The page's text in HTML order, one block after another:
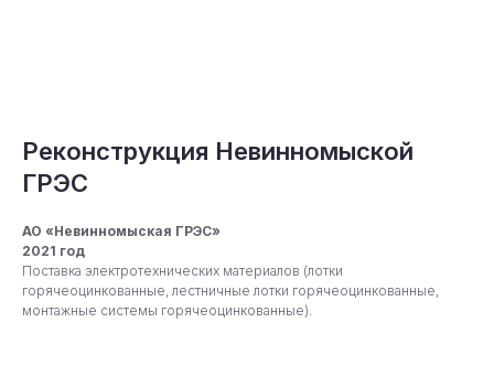
Реконструкция Невинномыской
ГРЭС
АО «Невинномыская ГРЭС»
2021 год
Поставка электротехнических материалов (лотки
горячеоцинкованные, лестничные лотки горячеоцинкованные,
монтажные системы горячеоцинкованные).